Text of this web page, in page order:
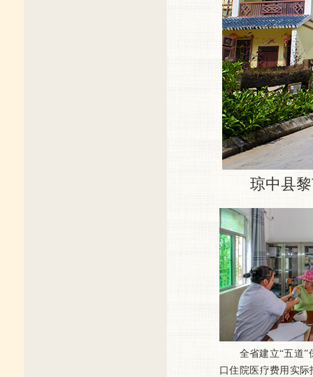
琼中县黎
全省建立“五道”
口住院医疗费用实